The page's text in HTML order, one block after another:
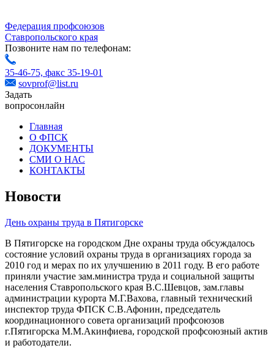
Федерация профсоюзов
Ставропольского края
Позвоните нам по телефонам:
35-46-75, факс 35-19-01
sovprof@list.ru
Задать
вопросонлайн
Главная
О ФПСК
ДОКУМЕНТЫ
СМИ О НАС
КОНТАКТЫ
Новости
День охраны труда в Пятигорске
В Пятигорске на городском Дне охраны труда обсуждалось
состояние условий охраны труда в организациях города за
2010 год и мерах по их улучшению в 2011 году. В его работе
приняли участие зам.министра труда и социальной защиты
населения Ставропольского края В.С.Шевцов, зам.главы
администрации курорта М.Г.Вахова, главный технический
инспектор труда ФПСК С.В.Афонин, председатель
координационного совета организаций профсоюзов
г.Пятигорска М.М.Акинфиева, городской профсоюзный актив
и работодатели.